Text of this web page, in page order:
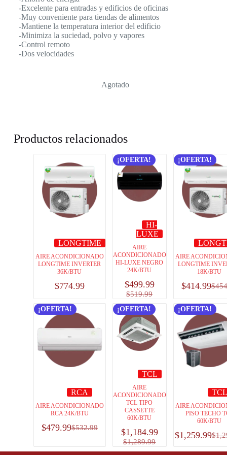
-Excelente para entradas y edificios de oficinas
-Muy conveniente para tiendas de alimentos
-Mantiene la temperatura interior del edificio
-Minimiza la suciedad, polvo y vapores
-Control remoto
-Dos velocidades
Agotado
Productos relacionados
LONGTIME
AIRE ACONDICIONADO
LONGTIME INVERTER
36K/BTU
$774.99
¡OFERTA!
HI-
LUXE
AIRE
ACONDICIONADO
HI-LUXE NEGRO
24K/BTU
$519.99
$499.99
¡OFERTA!
AIRE
LONGTIME
18K/BTU
$
$414.99
¡OFERTA!
RCA
AIRE ACONDICIONADO
RCA 24K/BTU
$532.99
$479.99
¡OFERTA!
TCL
AIRE
ACONDICIONADO
TCL TIPO
CASSETTE
60K/BTU
$1,289.99
$1,184.99
¡OFERTA!
TCL
AIRE
PISO TECHO
60K/BTU
$
$1,259.99